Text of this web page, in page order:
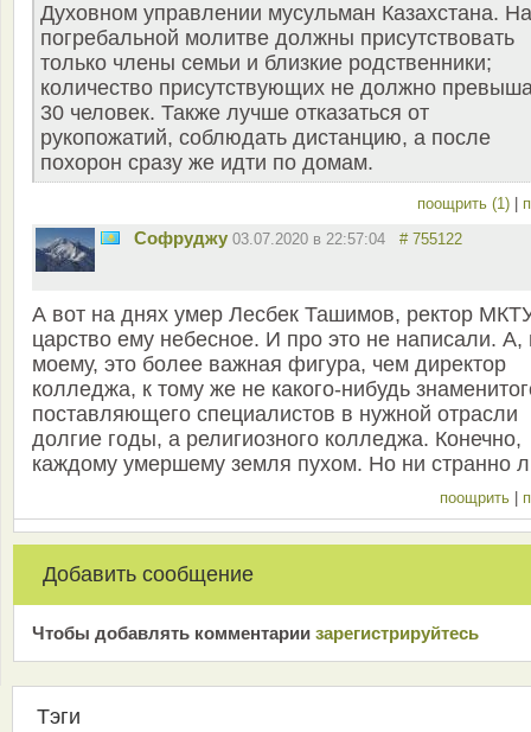
Духовном управлении мусульман Казахстана. На
погребальной молитве должны присутствовать
только члены семьи и близкие родственники;
количество присутствующих не должно
30 человек. Также лучше отказаться от
рукопожатий, соблюдать дистанцию, а после
похорон сразу же идти по домам.
поощрить (1) |
Софруджу 03.07.2020 в 22:57:04 # 755122
А вот на днях умер Лесбек Ташимов, ректор
царство ему небесное. И про это не написали. А,
моему, это более важная фигура, чем директор
колледжа, к тому же не какого-нибудь
поставляющего специалистов в нужной отрасли
долгие годы, а религиозного колледжа. Конечно,
каждому умершему земля пухом. Но ни странно
поощрить |
Добавить сообщение
Чтобы добавлять комментарии зарeгиcтрирyйтeсь
Тэги